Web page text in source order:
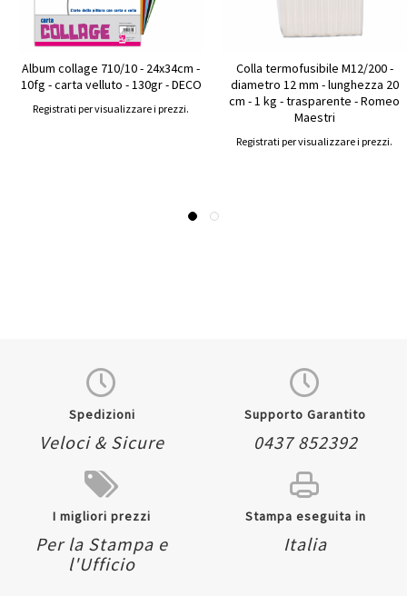
Album collage 710/10 - 24x34cm -
10fg - carta velluto - 130gr - DECO
Registrati per visualizzare i prezzi.
Colla termofusibile M12/200 -
diametro 12 mm - lunghezza 20
cm - 1 kg - trasparente - Romeo
Maestri
Registrati per visualizzare i prezzi.
Spedizioni
Veloci & Sicure
Supporto Garantito
0437 852392
I migliori prezzi
Per la Stampa e
l'Ufficio
Stampa eseguita in
Italia